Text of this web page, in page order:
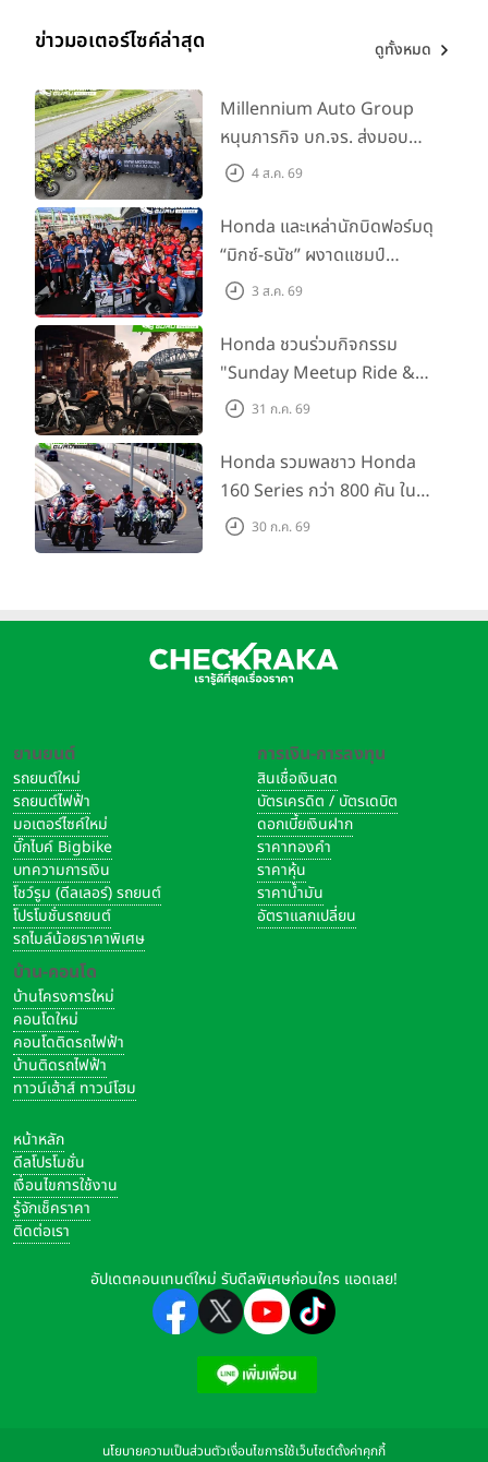
ข่าวมอเตอร์ไซค์ล่าสุด ดูทั้งหมด
Millennium Auto Group
หนุนภารกิจ บก.จร. ส่งมอบ
BMW R 1300 GS และ F 900
พร้อม ยกระดับทักษะการขับขี่
เสริมศักยภาพตำรวจจราจร
4 ส.ค. 69
Honda และเหล่านักบิดฟอร์มดุ
“มิกซ์-ธนัช” ผงาดแชมป์
SS600 2 สนามติด “ข้าวกล้อง”
สนาม 2
3 ส.ค. 69
Honda ชวนร่วมกิจกรรม
"Sunday Meetup Ride &
Soul" จิบกาแฟ พูดคุย แลก
กัน 16 ส.ค. นี้
31 ก.ค. 69
Honda รวมพลชาว Honda
160 Series กว่า 800 คัน ใน
งาน “THE ONE-SIXTI-ER ตัว
30 ก.ค. 69
ยานยนต์
รถยนต์ใหม่
รถยนต์ไฟฟ้า
มอเตอร์ไซค์ใหม่
บิ๊กไบค์ Bigbike
บทความการเงิน
โชว์รูม (ดีลเลอร์) รถยนต์
โปรโมชั่นรถยนต์
รถไมล์น้อยราคาพิเศษ
บ้าน-คอนโด
บ้านโครงการใหม่
คอนโดใหม่
คอนโดติดรถไฟฟ้า
บ้านติดรถไฟฟ้า
ทาวน์เฮ้าส์ ทาวน์โฮม
การเงิน-การลงทุน
สินเชื่อเงินสด
บัตรเครดิต / บัตรเดบิต
ดอกเบี้ยเงินฝาก
ราคาทองคำ
ราคาหุ้น
ราคาน้ำมัน
อัตราแลกเปลี่ยน
หน้าหลัก
ดีลโปรโมชั่น
เงื่อนไขการใช้งาน
รู้จักเช็คราคา
ติดต่อเรา
อัปเดตคอนเทนต์ใหม่ รับดีลพิเศษก่อนใคร แอดเลย!
นโยบายความเป็นส่วนตัวเงื่อนไขการใช้เว็บไซต์ตั้งค่าคุกกี้